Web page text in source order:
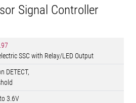
Signal Controller
SSC with Relay/LED Output
DETECT,
3.6V